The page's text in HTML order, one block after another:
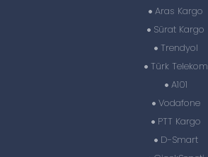
Aras Kargo
Sürat Kargo
Trendyol
Türk Telekom
A101
Vodafone
PTT Kargo
D-Smart